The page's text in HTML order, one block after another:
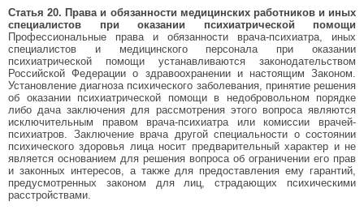
Статья 20. Права и обязанности медицинских работников и иных
специалистов при оказании психиатрической помощи
Профессиональные права и обязанности врача-психиатра, иных
специалистов и медицинского персонала при оказании
психиатрической помощи устанавливаются законодательством
Российской Федерации о здравоохранении и настоящим Законом.
Установление диагноза психического заболевания, принятие решения
об оказании психиатрической помощи в недобровольном порядке
либо дача заключения для рассмотрения этого вопроса являются
исключительным правом врача-психиатра или комиссии врачей-
психиатров. Заключение врача другой специальности о состоянии
психического здоровья лица носит предварительный характер и не
является основанием для решения вопроса об ограничении его прав
и законных интересов, а также для предоставления ему гарантий,
предусмотренных законом для лиц, страдающих психическими
расстройствами.